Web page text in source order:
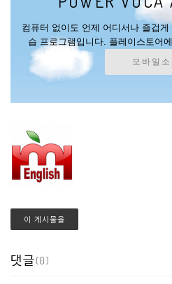
컴퓨터 없이도 언제 어디서나 즐겁
습 프로그램입니다. 플레이스토어에
모바일소
이 게시물을
댓글(0)